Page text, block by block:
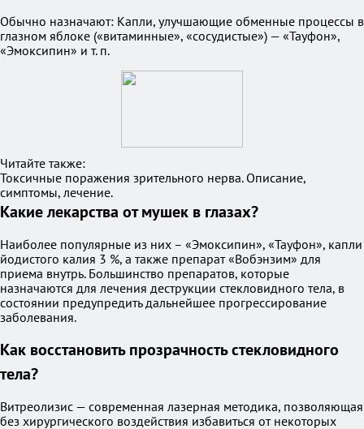
Обычно назначают: Капли, улучшающие обменные процессы в
глазном яблоке («витаминные», «сосудистые») — «Тауфон»,
«Эмоксипин» и т. п.
Читайте также:
Токсичные поражения зрительного нерва. Описание,
симптомы, лечение.
Какие лекарства от мушек в глазах?
Наиболее популярные из них – «Эмоксипин», «Тауфон», капли
йодистого калия 3 %, а также препарат «Вобэнзим» для
приема внутрь. Большинство препаратов, которые
назначаются для лечения деструкции стекловидного тела, в
состоянии предупредить дальнейшее прогрессирование
заболевания.
Как восстановить прозрачность стекловидного
тела?
Витреолизис — современная лазерная методика, позволяющая
без хирургического воздействия избавиться от некоторых